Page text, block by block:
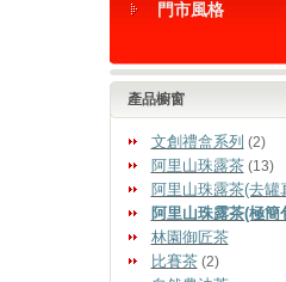
門市風格
產品櫥窗
文創禮盒系列 (2)
阿里山珠露茶(13)
阿里山珠露茶(去罐
阿里山珠露茶(極簡
林園御匠茶
比賽茶(2)